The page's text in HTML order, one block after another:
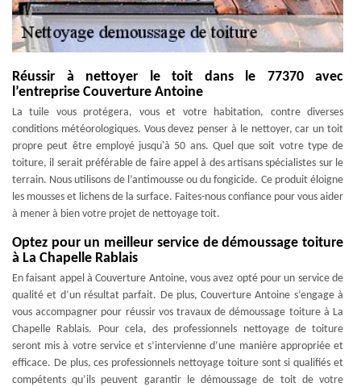
Réussir à nettoyer le toit dans le 77370 avec
l’entreprise Couverture Antoine
La tuile vous protégera, vous et votre habitation, contre diverses
conditions météorologiques. Vous devez penser à le nettoyer, car un toit
propre peut être employé jusqu'à 50 ans. Quel que soit votre type de
toiture, il serait préférable de faire appel à des artisans spécialistes sur le
terrain. Nous utilisons de l’antimousse ou du fongicide. Ce produit éloigne
les mousses et lichens de la surface. Faites-nous confiance pour vous aider
à mener à bien votre projet de nettoyage toit.
Optez pour un meilleur service de démoussage toiture
à La Chapelle Rablais
En faisant appel à Couverture Antoine, vous avez opté pour un service de
qualité et d’un résultat parfait. De plus, Couverture Antoine s’engage à
vous accompagner pour réussir vos travaux de démoussage toiture à La
Chapelle Rablais. Pour cela, des professionnels nettoyage de toiture
seront mis à votre service et s’intervienne d’une manière appropriée et
efficace. De plus, ces professionnels nettoyage toiture sont si qualifiés et
compétents qu’ils peuvent garantir le démoussage de toit de votre